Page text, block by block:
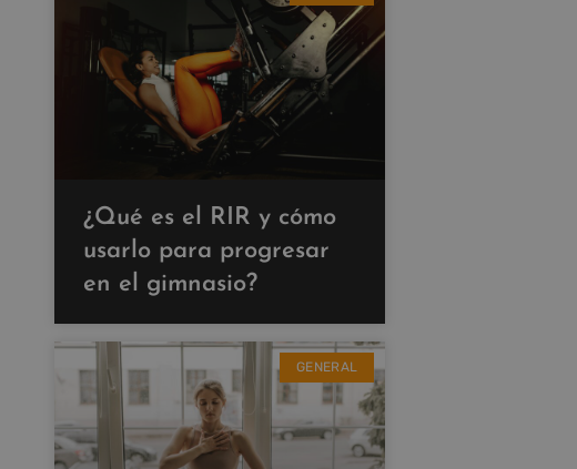
¿Qué es el RIR y cómo
usarlo para progresar
en el gimnasio?
GENERAL